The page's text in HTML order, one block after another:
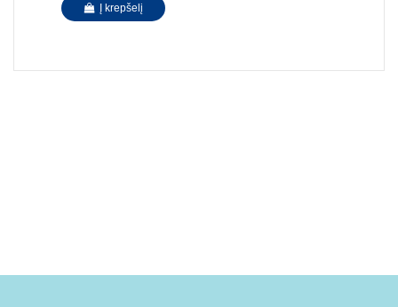
Į krepšelį